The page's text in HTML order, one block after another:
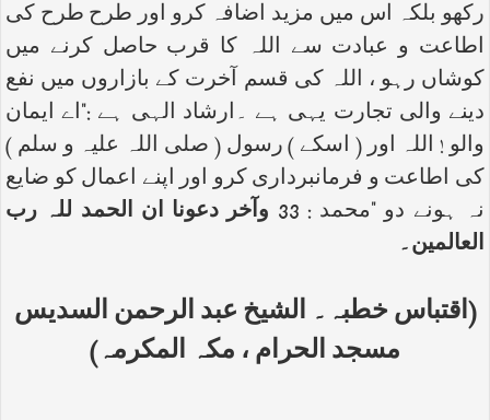
رکھو بلکہ اس میں مزید اضافہ کرو اور طرح طرح کی
اطاعت و عبادت سے اللہ کا قرب حاصل کرنے میں
کوشاں رہو ، اللہ کی قسم آخرت کے بازاروں میں نفع
دینے والی تجارت یہی ہے ۔ارشاد الہی ہے :"اے ایمان
والو ! اللہ اور ( اسکے ) رسول ( صلی اللہ علیہ و سلم )
کی اطاعت و فرمانبرداری کرو اور اپنے اعمال کو ضایع
نہ ہونے دو "محمد : 33
وآخر دعونا ان الحمد للہ رب
العالمین۔
(اقتباس خطبہ۔ الشیخ عبد الرحمن السدیس
مسجد الحرام ، مکہ المکرمہ)